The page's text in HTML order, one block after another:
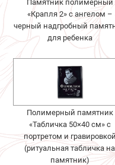
Памятник полимерный
«Крапля 2» с ангелом –
черный надгробный
для ребенка
Полимерный памятник
«Табличка 50×40 см» с
портретом и гравировкой
(ритуальная табличка на
памятник)